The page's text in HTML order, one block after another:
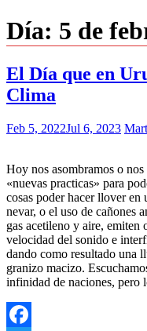
Día: 5 de
El Día que en
Clima
Feb 5, 2022Jul 6, 2023
Hoy nos asombramos o
«nuevas practicas» para
cosas poder hacer llover en
nevar, o el uso de cañones
gas acetileno y aire, emiten
velocidad del sonido e
dando como resultado una
granizo macizo.
infinidad de naciones,